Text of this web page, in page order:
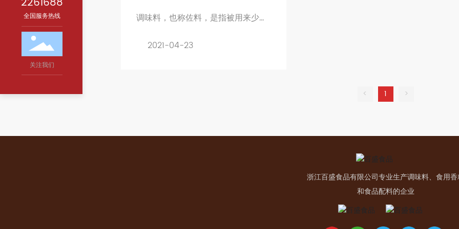
全国服务热线
关注我们
调味料，也称佐料，是指被用来少量
成分。
2021-04-23
< 1 >
浙江百盛食品有限公司专业生产调味料、食用
和食品配料的企业